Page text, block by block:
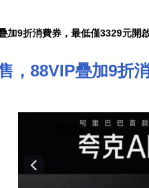
加9折消費券，最低僅3329元開
，88VIP疊加9折